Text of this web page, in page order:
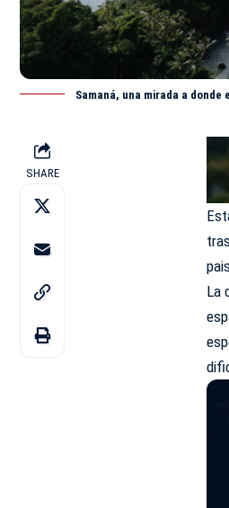
Samaná, una mirada a donde
SHARE
La